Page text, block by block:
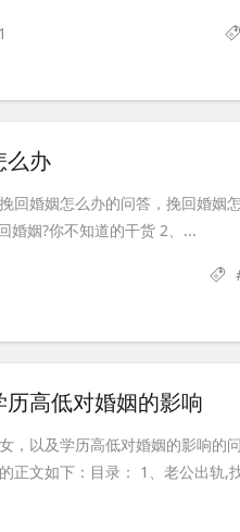
么办
回婚姻怎么办的问答，挽回婚姻
婚姻?你不知道的干货 2、...
高低对婚姻的影响
，以及学历高低对婚姻的影响的
正文如下：目录： 1、老公出轨,